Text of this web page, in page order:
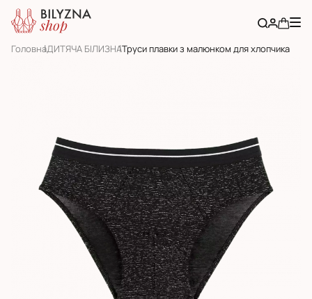
ГоловнаДИТЯЧА БІЛИЗНАТруси плавки з малюнком для хлопчика